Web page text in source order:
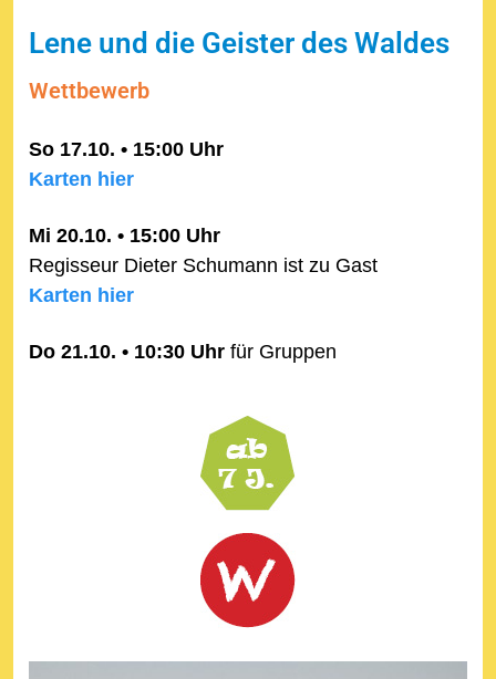
Lene und die Geister des Waldes
Wettbewerb
So 17.10. • 15:00 Uhr
Karten hier
Mi 20.10. • 15:00 Uhr
Regisseur Dieter Schumann ist zu Gast
Karten hier
Do 21.10. • 10:30 Uhr für Gruppen